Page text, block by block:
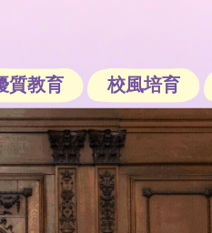
質教育 校風培育